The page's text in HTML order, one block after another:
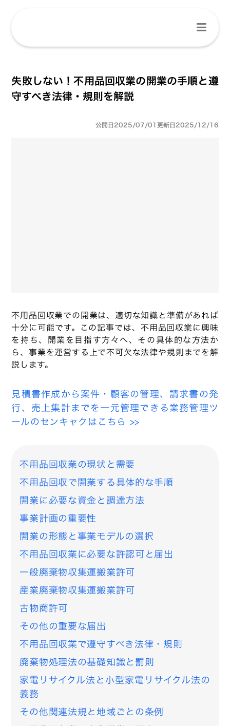
失敗しない！不用品回収業の開業の手順と遵
守すべき法律・規則を解説
公開日2025/07/01更新日2025/12/16
不用品回収業での開業は、適切な知識と準備があれば
十分に可能です。この記事では、不用品回収業に興味
を持ち、開業を目指す方々へ、その具体的な方法か
ら、事業を運営する上で不可欠な法律や規則までを解
説します。
見積書作成から案件・顧客の管理、請求書の発
行、売上集計までを一元管理できる業務管理ツ
ールのセンキャクはこちら >>
不用品回収業の現状と需要
不用品回収で開業する具体的な手順
開業に必要な資金と調達方法
事業計画の重要性
開業の形態と事業モデルの選択
不用品回収業に必要な許認可と届出
一般廃棄物収集運搬業許可
産業廃棄物収集運搬業許可
古物商許可
その他の重要な届出
不用品回収業で遵守すべき法律・規則
廃棄物処理法の基礎知識と罰則
家電リサイクル法と小型家電リサイクル法の
義務
その他関連法規と地域ごとの条例